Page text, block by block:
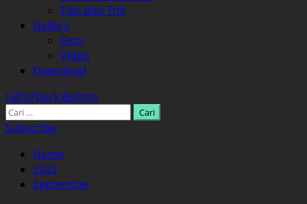
Tips dan Trik
Gallery
Foto
Video
Download
Light/Dark Button
Cari
untuk:
Subscribe
Home
2022
September